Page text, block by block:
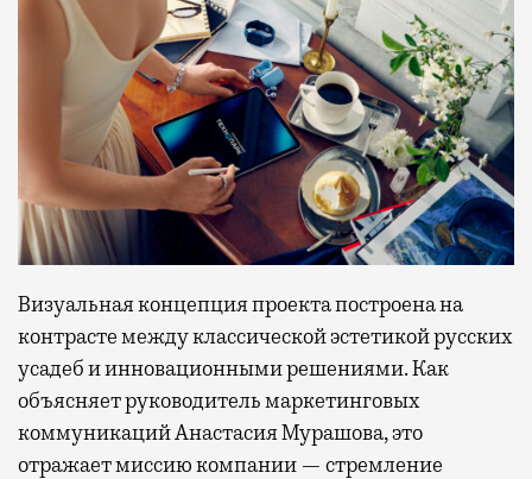
Визуальная концепция проекта построена на
контрасте между классической эстетикой русских
усадеб и инновационными решениями. Как
объясняет руководитель маркетинговых
коммуникаций Анастасия Мурашова, это
отражает миссию компании — стремление